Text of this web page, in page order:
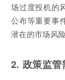
场过度投机的
公布等重要事
潜在的市场风险
2. 政策监管